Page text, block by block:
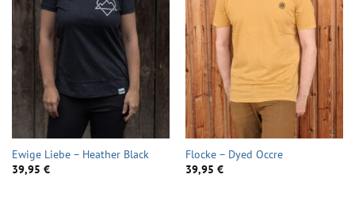
Ewige Liebe – Heather Black
39,95 €
Flocke – Dyed Occre
39,95 €